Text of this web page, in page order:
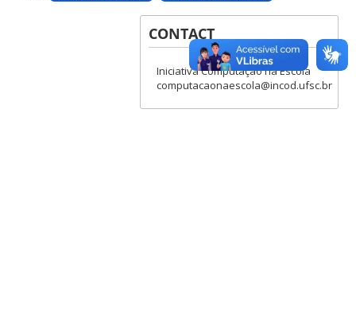
CONTACT
Iniciativa Computação na Escola
computacaonaescola@incod.ufsc.br